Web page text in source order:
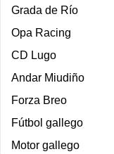
Grada de Río
Opa Racing
CD Lugo
Andar Miudiño
Forza Breo
Fútbol gallego
Motor gallego